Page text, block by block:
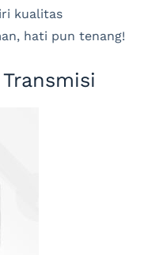
kualitas
hati pun tenang!